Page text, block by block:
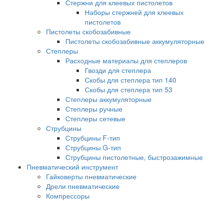
Стержни для клеевых пистолетов
Наборы стержней для клеевых
пистолетов
Пистолеты скобозабивные
Пистолеты скобозабивные аккумуляторные
Степлеры
Расходные материалы для степлеров
Гвозди для степлера
Скобы для степлера тип 140
Скобы для степлера тип 53
Степлеры аккумуляторные
Степлеры ручные
Степлеры сетевые
Струбцины
Струбцины F-тип
Струбцины G-тип
Струбцины пистолетные, быстрозажимные
Пневматический инструмент
Гайковерты пневматические
Дрели пневматические
Компрессоры